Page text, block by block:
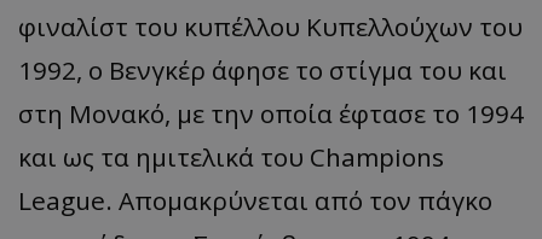
φιναλίστ του κυπέλλου Κυπελλούχων του
1992, ο Βενγκέρ άφησε το στίγμα του και
στη Μονακό, με την οποία έφτασε το 1994
και ως τα ημιτελικά του Champions
League. Απομακρύνεται από τον πάγκο